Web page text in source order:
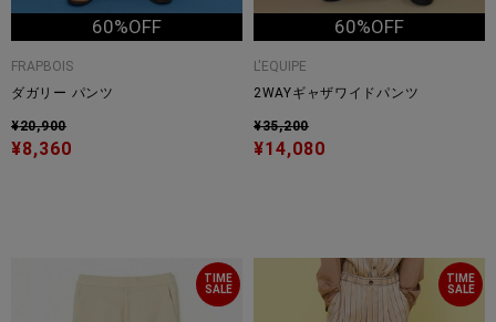
60%OFF
FRAPBOIS
ダガリー パンツ
¥20,900
¥8,360
60%OFF
L'EQUIPE
2WAYギャザワイドパンツ
¥35,200
¥14,080
TIME
SALE
TIME
SALE